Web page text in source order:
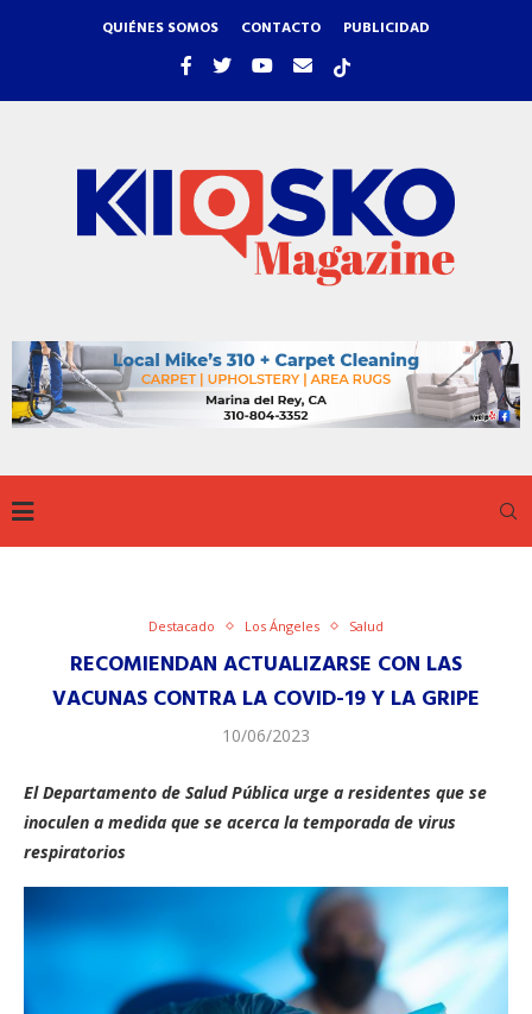
QUIÉNES SOMOS CONTACTO PUBLICIDAD
Destacado Los Ángeles Salud
RECOMIENDAN ACTUALIZARSE CON LAS
VACUNAS CONTRA LA COVID-19 Y LA GRIPE
10/06/2023
El Departamento de Salud Pública urge a residentes que se
inoculen a medida que se acerca la temporada de virus
respiratorios